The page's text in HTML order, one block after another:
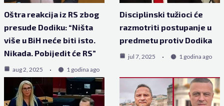
Oštra reakcija iz RS zbog
presude Dodiku: “Ništa
više u BiH neće biti isto.
Nikada. Pobijedit će RS”
aug 2, 2025 1 godina ago
Disciplinski tužioci će
razmotriti postupanje u
predmetu protiv Dodika
jul 7, 2025 1 godina ago